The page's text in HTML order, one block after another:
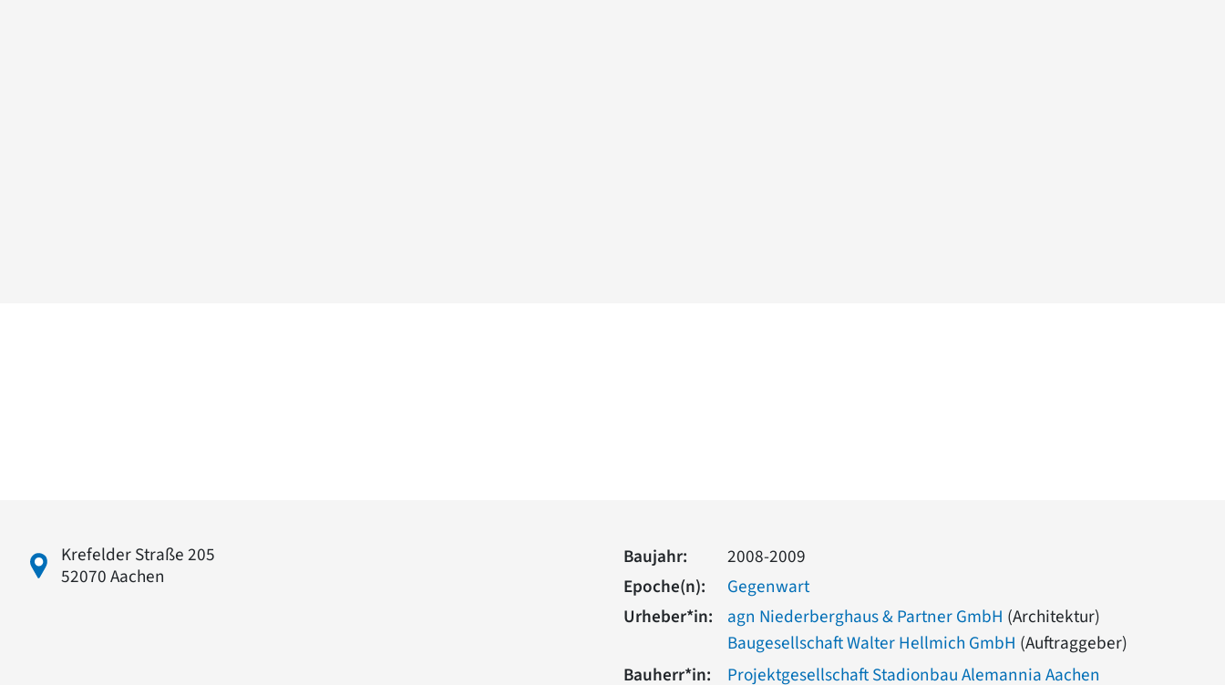
Krefelder Straße 205
52070 Aachen
Baujahr:
2008-2009
Epoche(n):
Gegenwart
Urheber*in:
agn Niederberghaus & Partner GmbH (Architektur)
Baugesellschaft Walter Hellmich GmbH (Auftraggeber)
Bauherr*in:
Projektgesellschaft Stadionbau Alemannia Aachen